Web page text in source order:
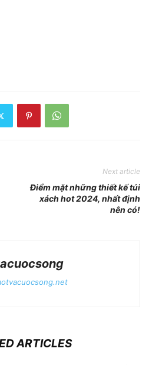
Next article
Điểm mặt những thiết kế túi
xách hot 2024, nhất định
nên có!
ARTICLES